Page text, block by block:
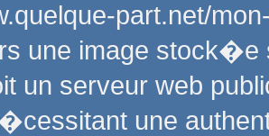
part.net/
une image
un serveur web
une